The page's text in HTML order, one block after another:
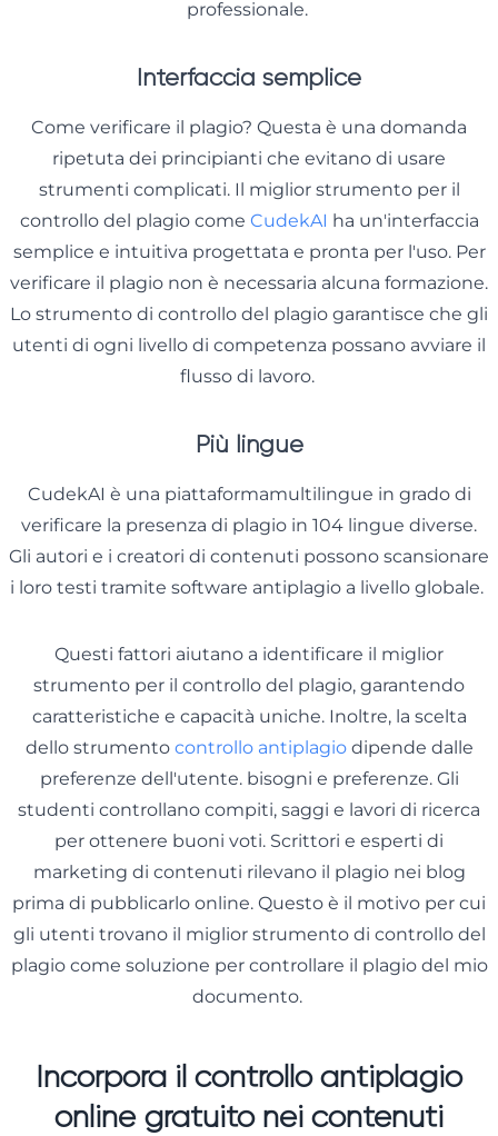
professionale.
Interfaccia semplice
Come verificare il plagio? Questa è una domanda
ripetuta dei principianti che evitano di usare
strumenti complicati. Il miglior strumento per il
controllo del plagio come CudekAI ha un'interfaccia
semplice e intuitiva progettata e pronta per l'uso. Per
verificare il plagio non è necessaria alcuna formazione.
Lo strumento di controllo del plagio garantisce che gli
utenti di ogni livello di competenza possano avviare il
flusso di lavoro.
Più lingue
CudekAI è una piattaformamultilingue in grado di
verificare la presenza di plagio in 104 lingue diverse.
Gli autori e i creatori di contenuti possono scansionare
i loro testi tramite software antiplagio a livello globale.
Questi fattori aiutano a identificare il miglior
strumento per il controllo del plagio, garantendo
caratteristiche e capacità uniche. Inoltre, la scelta
dello strumento controllo antiplagiodipende dalle
preferenze dell'utente. bisogni e preferenze. Gli
studenti controllano compiti, saggi e lavori di ricerca
per ottenere buoni voti. Scrittori e esperti di
marketing di contenuti rilevano il plagio nei blog
prima di pubblicarlo online. Questo è il motivo per cui
gli utenti trovano il miglior strumento di controllo del
plagio come soluzione per controllare il plagio del mio
documento.
Incorpora il controllo antiplagio
online gratuito nei contenuti